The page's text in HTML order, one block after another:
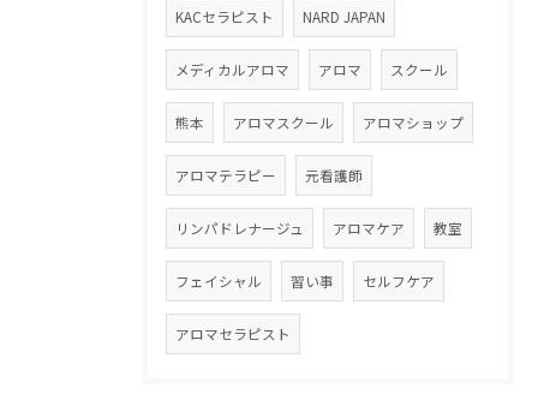
KACセラピスト NARD JAPAN
メディカルアロマ アロマ スクール
熊本 アロマスクール アロマショップ
アロマテラピー 元看護師
リンパドレナージュ アロマケア 教室
フェイシャル 習い事 セルフケア
アロマセラピスト